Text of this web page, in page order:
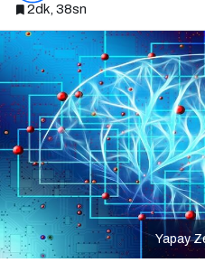
2dk, 38sn
Yapay